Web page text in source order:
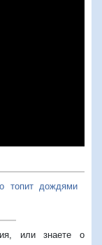
топит дождями
или знаете о